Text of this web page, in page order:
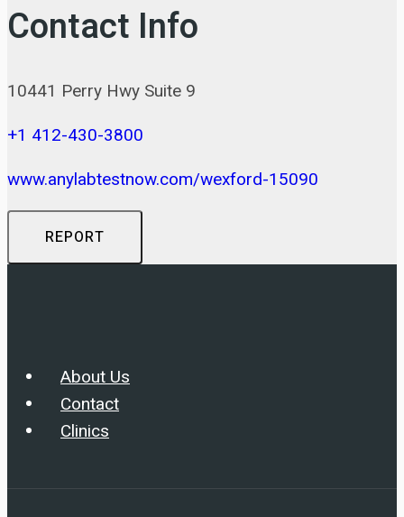
Contact Info
10441 Perry Hwy Suite 9
+1 412-430-3800
www.anylabtestnow.com/wexford-15090
REPORT
About Us
Contact
Clinics